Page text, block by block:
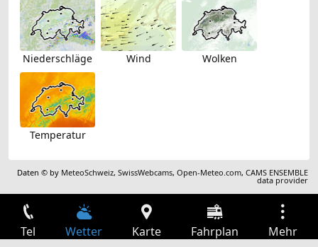
Niederschläge Wind Wolken
Temperatur
Daten © by MeteoSchweiz,SwissWebcams,Open-Meteo.com,CAMS ENSEMBLE
data provider
Tel Wetter Karte Fahrplan Mehr